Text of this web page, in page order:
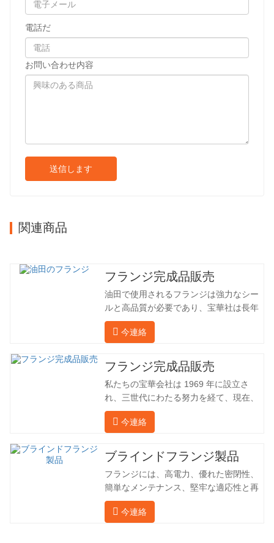
電話だ
お問い合わせ内容
送信します
関連商品
フランジ完成品販売
油田で使用されるフランジは強力なシー
ルと高品質が必要であり、宝華社は長年
油田でフランジを加工し、間接的に外国
（ドイツ、ロシア）に輸出してきまし
社は海外の顧客と直接輸出入し、第三者
手数料を回避して、強力な製品品質と低
価格を確保したいと考えています。以下
の表はこの製品の情報です。以下に当社
の簡単な紹介をさせていただきます。 材
に設立され、三世代にわたる努力を経
て、現在、敷地面積は 50,…
今連絡
フランジ完成品販売
私たちの宝華会社は 1969 年に設立さ
れ、三世代にわたる努力を経て、現在、
敷地面積は 50,000 平方メートル、建築
面積は 25,000 平方メートルです。従業
は 46 名です。鍛造品の年間生産量は3万
トン。主に自動車、油圧機械、風力発
電、石油機械部品、建設機械、鉱業、冶
金、造船機械などの産業で関連アクセサ
リーを生産しています。販売される製品
は国内外向けです。同社は独自の技術研
今連絡
ブラインドフランジ製品
フランジには、高電力、優れた密閉性、
簡単なメンテナンス、堅牢な適応性と再
利用性という恩恵があり、パイプライン
システムにとって不可欠かつ不可欠な要
今連絡